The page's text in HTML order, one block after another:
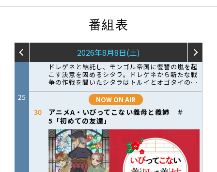
番組表